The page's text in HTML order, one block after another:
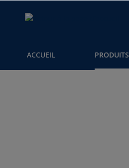
ACCUEIL PRODUITS